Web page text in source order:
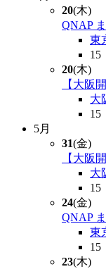
20(木)
QNAP
東
15
20(木)
【大阪
大
15
5月
31(金)
【大阪
大
15
24(金)
QNAP
東
15
23(木)